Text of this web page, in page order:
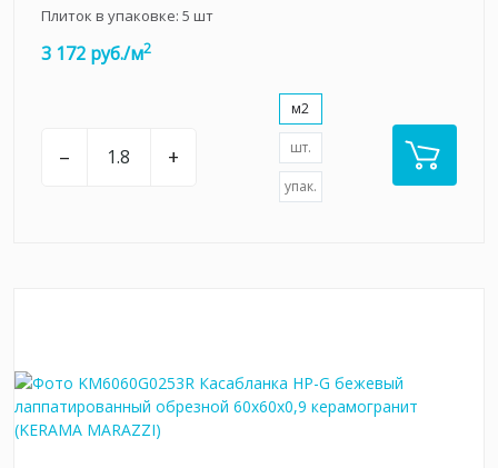
Плиток в упаковке: 5 шт
3 172 руб./м2
– +
м2
шт.
упак.